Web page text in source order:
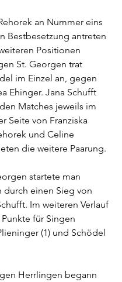
an Nummer eins
Bestbesetzung antreten
Positionen
St. Georgen trat
im Einzel an, gegen
Ehinger. Jana Schufft
Matches jeweils im
Seite von Franziska
und Celine
die weitere Paarung.
startete man
durch einen Sieg von
Im weiteren Verlauf
für Singen
(1) und Schödel
Herrlingen begann